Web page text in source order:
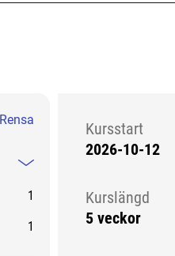
Rensa
1
1
Kursstart
2026-10-12
Kurslängd
5 veckor